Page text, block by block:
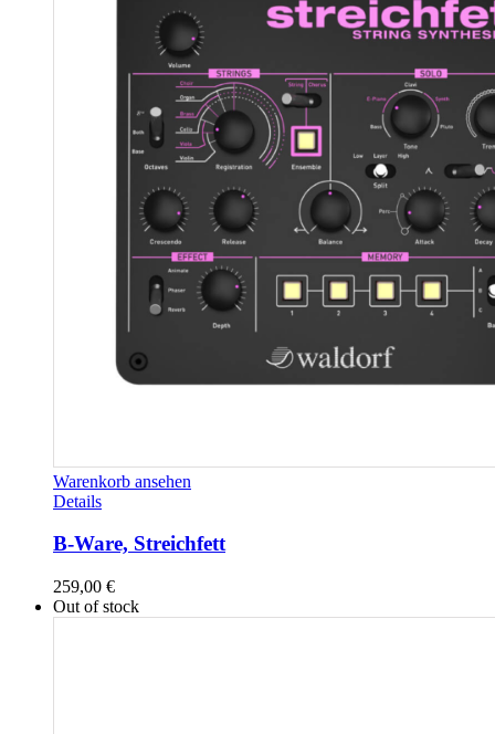
Warenkorb ansehen
Details
B-Ware, Streichfett
259,00 €
Out of stock